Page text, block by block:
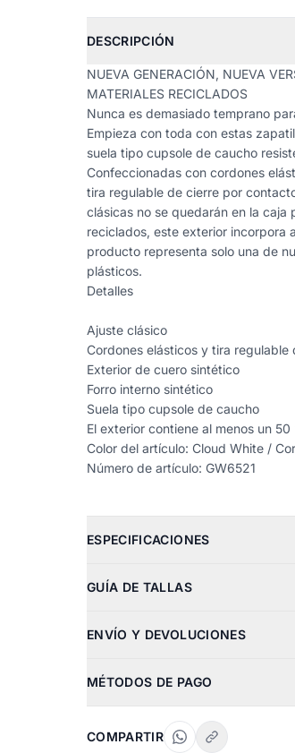
DESCRIPCIÓN
NUEVA GENERACIÓN, NUEVA
MATERIALES RECICLADOS
Nunca es demasiado temprano
Empieza con toda con estas
suela tipo cupsole de caucho
Confeccionadas con cordones
tira regulable de cierre por
clásicas no se quedarán en la caja
reciclados, este exterior incorpora
producto representa solo una de
plásticos.
Detalles
Ajuste clásico
Cordones elásticos y tira
Exterior de cuero sintético
Forro interno sintético
Suela tipo cupsole de caucho
El exterior contiene al menos un
Color del artículo: Cloud White /
Número de artículo: GW6521
ESPECIFICACIONES
GUÍA DE TALLAS
ENVÍO Y DEVOLUCIONES
MÉTODOS DE PAGO
COMPARTIR